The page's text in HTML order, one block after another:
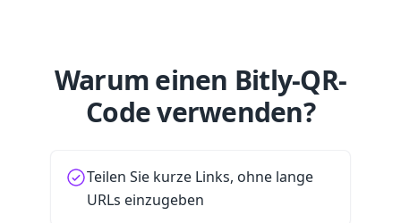
Warum einen Bitly-QR-
Code verwenden?
Teilen Sie kurze Links, ohne lange
URLs einzugeben